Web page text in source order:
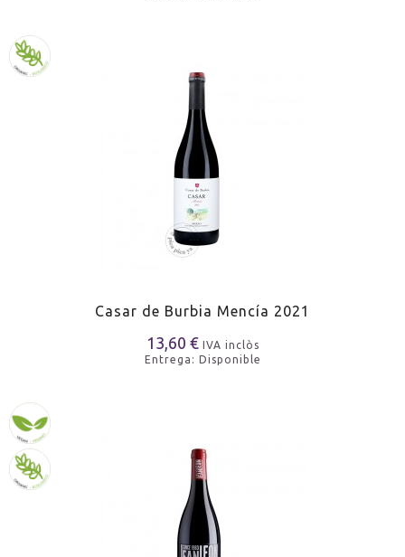
Casar de Burbia Mencía 2021
13,60 € IVA inclòs
Entrega: Disponible